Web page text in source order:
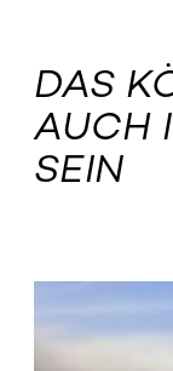
DAS
AUCH
SEIN